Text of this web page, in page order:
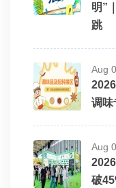
明”
跳
Aug
调味
Aug
破